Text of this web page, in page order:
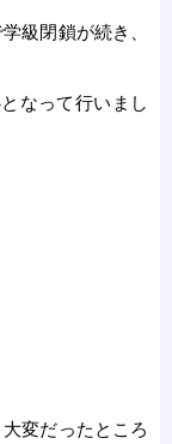
級閉鎖が続き、
なって行いまし
変だったところ